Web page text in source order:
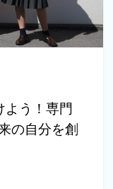
よう！専門
の自分を創